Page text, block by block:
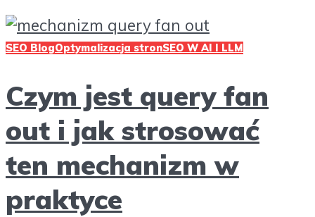
SEO BlogOptymalizacja stronSEO W AI I LLM
Czym jest query fan
out i jak strosować
ten mechanizm w
praktyce